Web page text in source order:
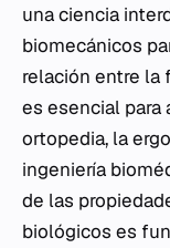
una ciencia
biomecánicos
relación entre la
es esencial para
ortopedia, la
ingeniería
de las
biológicos es